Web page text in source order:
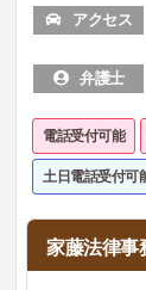
アクセス
弁護士
電話受付可能
土日電話受付可
家藤法律事